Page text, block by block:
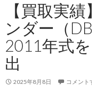
ン
ア
出
【買取実
ンダー（
2011年式
出
2025年8月8日 コメント